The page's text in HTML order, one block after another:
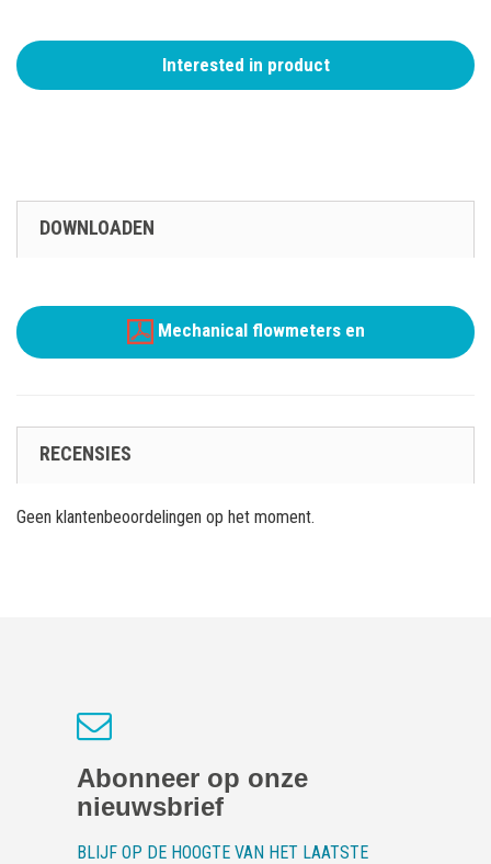
Interested in product
DOWNLOADEN
Mechanical flowmeters en
RECENSIES
Geen klantenbeoordelingen op het moment.
Abonneer op onze
nieuwsbrief
BLIJF OP DE HOOGTE VAN HET LAATSTE